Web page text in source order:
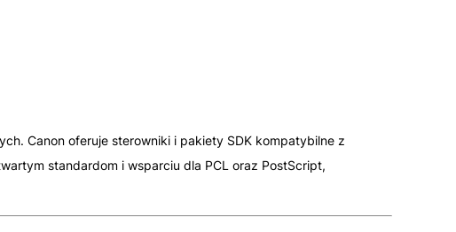
Canon oferuje sterowniki i pakiety SDK kompatybilne z
standardom i wsparciu dla PCL oraz PostScript,